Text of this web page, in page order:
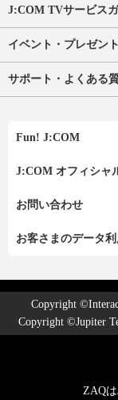
J:COM TVサービス
イベント・プレゼント
サポート・よくある
Fun! J:COM
J:COM オフィシャ
お問い合わせ
お客さまのデータ
Copyright
Copyright ©Jupiter
ZAQ